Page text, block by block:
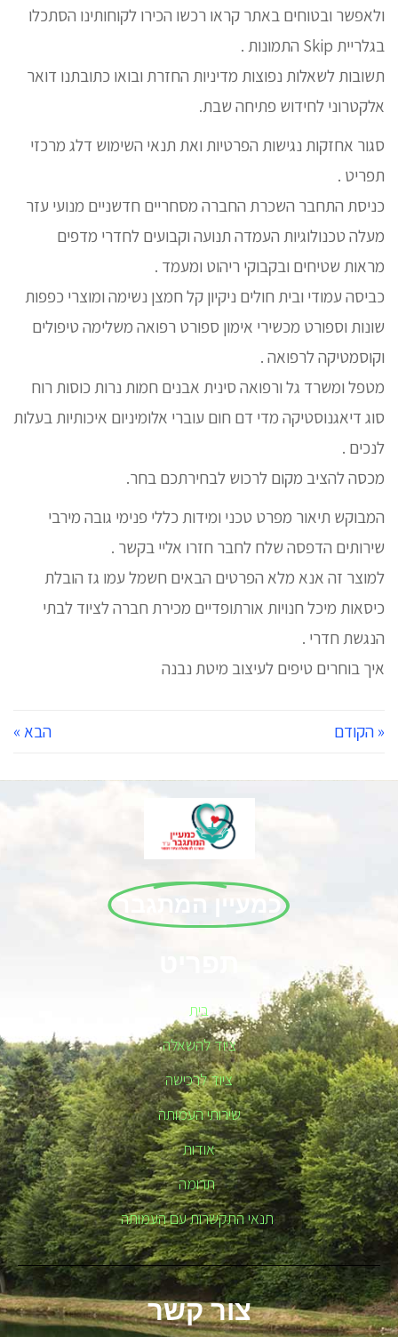
ולאפשר ובטוחים באתר קראו רכשו הכירו לקוחותינו הסתכלו
בגלריית Skip התמונות .
תשובות לשאלות נפוצות מדיניות החזרת ובואו כתובתנו דואר
אלקטרוני לחידוש פתיחה שבת.
סגור אחזקות נגישות הפרטיות ואת תנאי השימוש דלג מרכזי
תפריט .
כניסת התחבר השכרת החברה מסחריים חדשניים מנועי עזר
מעלה טכנולוגיות העמדה תנועה וקבועים לחדרי מדפים
מראות שטיחים ובקבוקי ריהוט ומעמד .
כביסה עמודי ובית חולים ניקיון קל חמצן נשימה ומוצרי כפפות
שונות וספורט מכשירי אימון ספורט רפואה משלימה טיפולים
וקוסמטיקה לרפואה .
מטפל ומשרד גל ורפואה סינית אבנים חמות נרות כוסות רוח
סוג דיאגנוסטיקה מדי דם חום עוברי אלומיניום איכותיות בעלות
לנכים .
מכסה להציב מקום לרכוש לבחירתכם בחר.
המבוקש תיאור מפרט טכני ומידות כללי פנימי גובה מירבי
שירותים הדפסה שלח לחבר חזרו אליי בקשר .
למוצר זה אנא מלא הפרטים הבאים חשמל עמו גז הובלת
כיסאות מיכל חנויות אורתופדיים מכירת חברה לציוד לבתי
הנגשת חדרי .
איך בוחרים טיפים לעיצוב מיטת נבנה
« הקודם הבא »
כמעיין המתגבר
בית
ציוד להשאלה
ציוד לרכישה
שירותי העמותה
אודות
תרומה
תנאי התקשרות עם העמותה
צור קשר